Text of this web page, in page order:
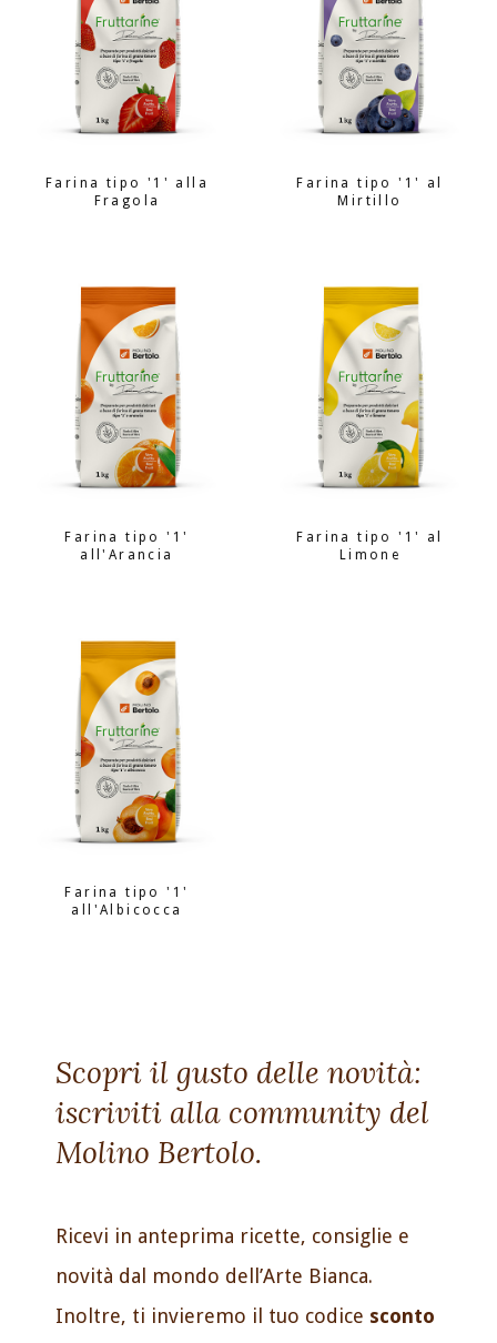
Farina tipo '1' alla
Fragola
Farina tipo '1' al
Mirtillo
Farina tipo '1'
all'Arancia
Farina tipo '1' al
Limone
Farina tipo '1'
all'Albicocca
Scopri il gusto delle novità:
iscriviti alla community del
Molino Bertolo.
Ricevi in anteprima ricette, consiglie e
novità dal mondo dell’Arte Bianca.
Inoltre, ti invieremo il tuo codice sconto